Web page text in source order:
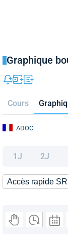
Graphique
Cours
ADOC
1J 2J